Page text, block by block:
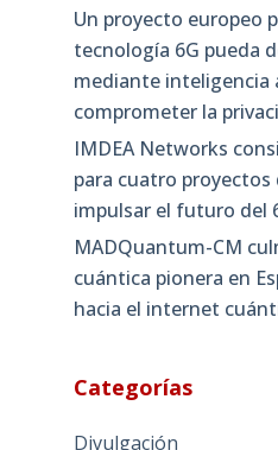
Un proyecto europeo
tecnología 6G pueda
mediante inteligencia
comprometer la
IMDEA Networks
para cuatro proyectos
impulsar el futuro del
MADQuantum-CM
cuántica pionera en
hacia el internet
Categorías
Divulgación